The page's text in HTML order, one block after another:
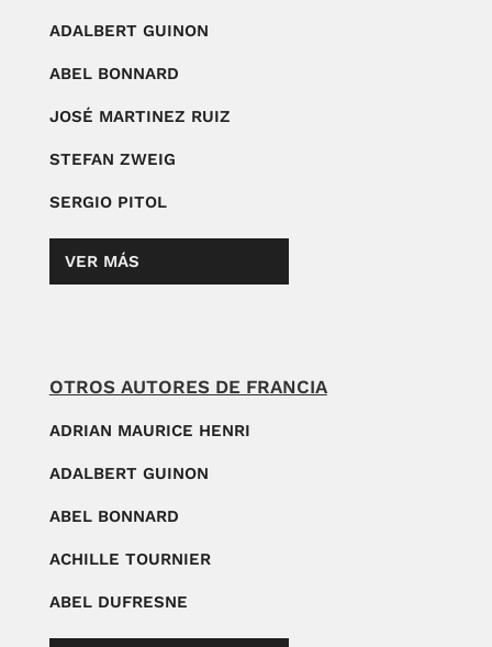
ADALBERT GUINON
ABEL BONNARD
JOSÉ MARTINEZ RUIZ
STEFAN ZWEIG
SERGIO PITOL
VER MÁS
OTROS AUTORES DE FRANCIA
ADRIAN MAURICE HENRI
ADALBERT GUINON
ABEL BONNARD
ACHILLE TOURNIER
ABEL DUFRESNE